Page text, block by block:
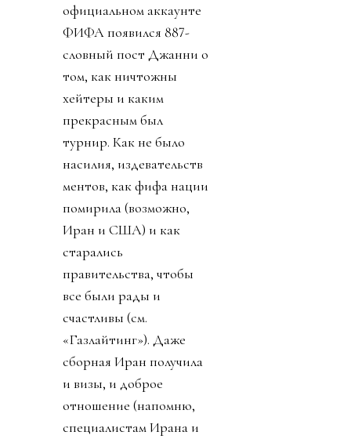
официальном аккаунте
ФИФА появился 887-
словный пост Джанни о
том, как ничтожны
хейтеры и каким
прекрасным был
турнир. Как не было
насилия, издевательств
ментов, как фифа нации
помирила (возможно,
Иран и США) и как
старались
правительства, чтобы
все были рады и
счастливы (см.
«Газлайтинг»). Даже
сборная Иран получила
и визы, и доброе
отношение (напомню,
специалистам Ирана и